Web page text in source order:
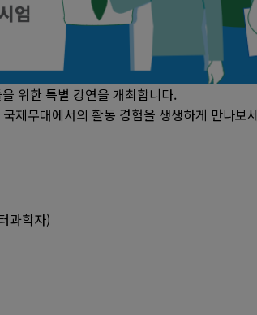
위한 특별 강연을 개최합니다.
제무대에서의 활동 경험을 생생하게 만나보
과학자)